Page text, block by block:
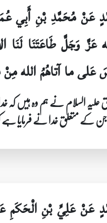
عَنْ مُحَمَّدِ بْنِ أَبِي
وَجَلَّ طَاعَتَنَا لَنَا
عَلى ما آتاهُمُ الله
علیہ السلام نے ہم وہ
جن کے متعلق خدا نے
عَنْ عَلِيِّ بْنِ الْحَكَمِ عَنِ